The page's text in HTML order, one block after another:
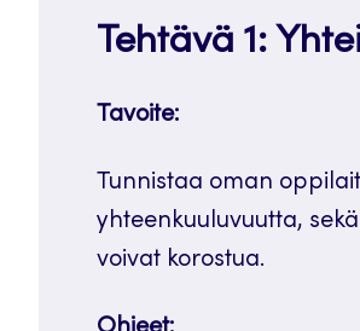
Tehtävä 1:
Tavoite:
Tunnistaa oman
yhteenkuuluvuutta,
voivat korostua.